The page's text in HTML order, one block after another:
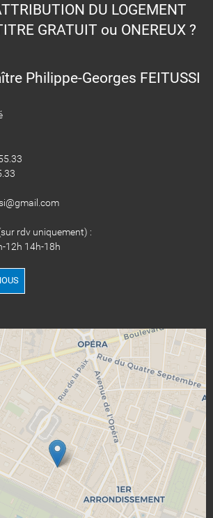
DU LOGEMENT
GRATUIT ou ONEREUX ?
Philippe-Georges FEITUSSI
rdv uniquement) :
12h 14h-18h